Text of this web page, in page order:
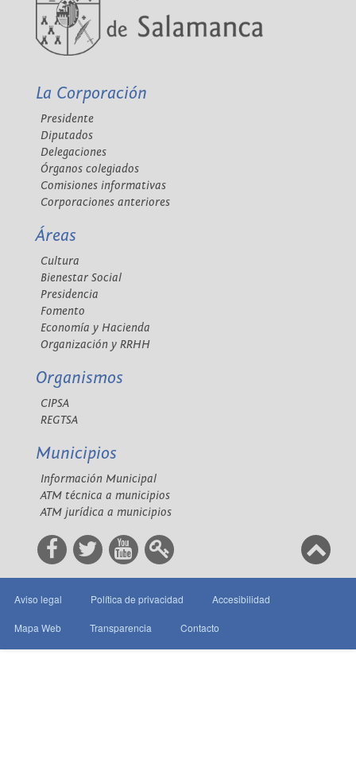
La Corporación
Presidente
Diputados
Delegaciones
Órganos colegiados
Comisiones informativas
Corporaciones anteriores
Áreas
Cultura
Bienestar Social
Presidencia
Fomento
Economía y Hacienda
Organización y RRHH
Organismos
CIPSA
REGTSA
Municipios
Información Municipal
ATM técnica a municipios
ATM jurídica a municipios
Aviso legal Política de privacidad Accesibilidad
Mapa Web Transparencia Contacto